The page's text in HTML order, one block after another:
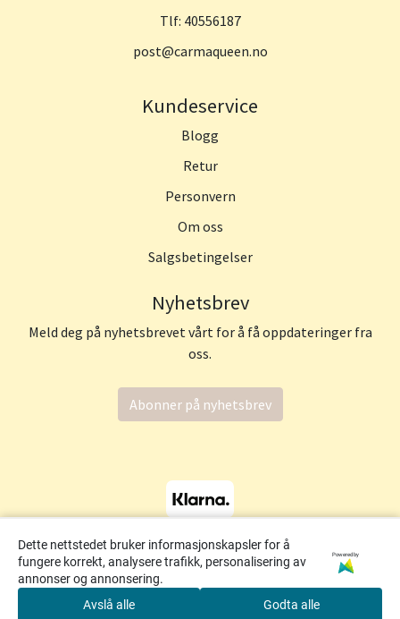
Tlf: 40556187
post@carmaqueen.no
Kundeservice
Blogg
Retur
Personvern
Om oss
Salgsbetingelser
Nyhetsbrev
Meld deg på nyhetsbrevet vårt for å få oppdateringer fra
oss.
Abonner på nyhetsbrev
Dette nettstedet bruker informasjonskapsler for å
fungere korrekt, analysere trafikk, personalisering av
annonser og annonsering.
Powered by
Avslå alle Godta alle